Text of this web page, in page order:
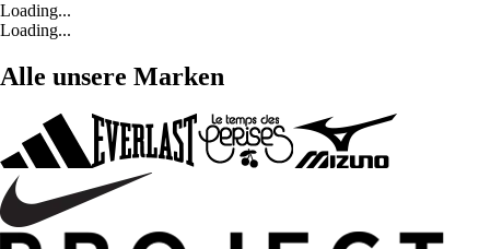
Loading...
Loading...
Alle unsere Marken